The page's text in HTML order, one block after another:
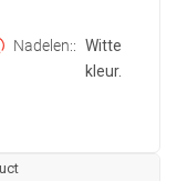
Nadelen:
Witte
kleur.